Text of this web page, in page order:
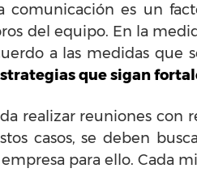
comunicación es un
del equipo. En la
a las medidas
que sigan
realizar reuniones con
casos, se deben
para ello. Cada